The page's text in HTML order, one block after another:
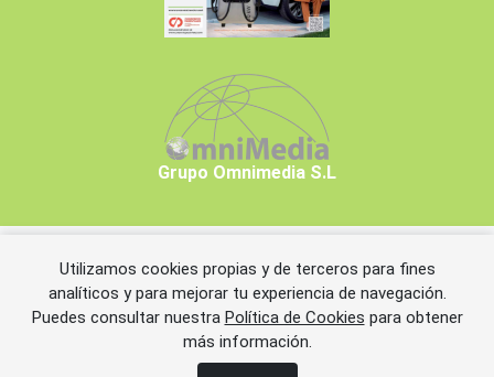
Utilizamos cookies propias y de terceros para fines
analíticos y para mejorar tu experiencia de navegación.
Puedes consultar nuestra Política de Cookies para obtener
más información.
Grupo Omnimedia S.L
Copyrights © 2026 Grupo Omnimedia S.L.
Política de privacidad
Política de cookies